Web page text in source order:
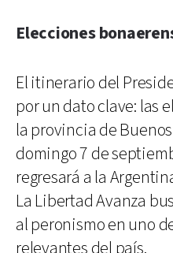
Elecciones
El itinerario del
por un dato clave: las
la provincia de
domingo 7 de
regresará a la
La Libertad Avanza
al peronismo en uno
relevantes del país.